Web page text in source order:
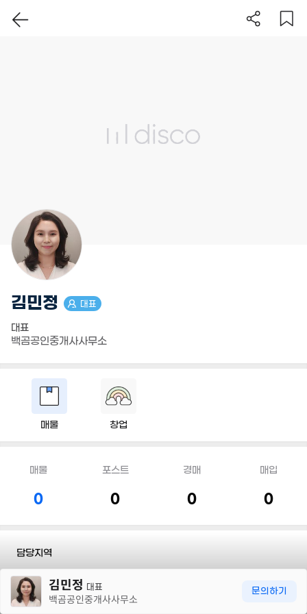
김민정 대표
대표
백곰공인중개사사무소
매물 창업
매물
0
포스트
0
경매
0
매입
0
담당지역
전화 김민정 대표
백곰공인중개사사무소
문의하기